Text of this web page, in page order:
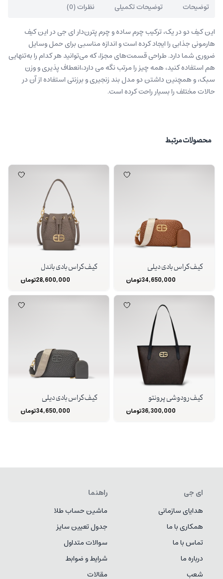
توضیحات توضیحات تکمیلی نظرات (0)
این کیف دو در یک، ترکیب چرم ساده و چرم پترن‌دار ای جی در این کیف
هارمونی جذابی را ایجاد کرده است و اندازه مناسبی برای حمل وسایل
ضروری شما دارد. طراحی قسمت‌های مجزا، که می‌توانید هر کدام را به‌تنهایی
هم استفاده کنید، همه چیز را مرتب نگه می دارد،انعطاف پذیری و وزن
سبک، و همچنین داشتن دو مدل بند زنجیری و برزنتی استفاده از آن در
حالات مختلف را بسیار راحت کرده است.
محصولات مرتبط
کیف کراس بادی دیلی
34,650,000تومان
کیف کراس بادی باندل
28,600,000تومان
کیف رودوشی پرونتو
36,300,000تومان
کیف کراس بادی دیلی
34,650,000تومان
ای جی
هدایای سازمانی
همکاری با ما
تماس با ما
درباره ما
شعب
راهنما
ماشین حساب طلا
جدول تعیین سایز
سوالات متداول
شرایط و ضوابط
مقالات